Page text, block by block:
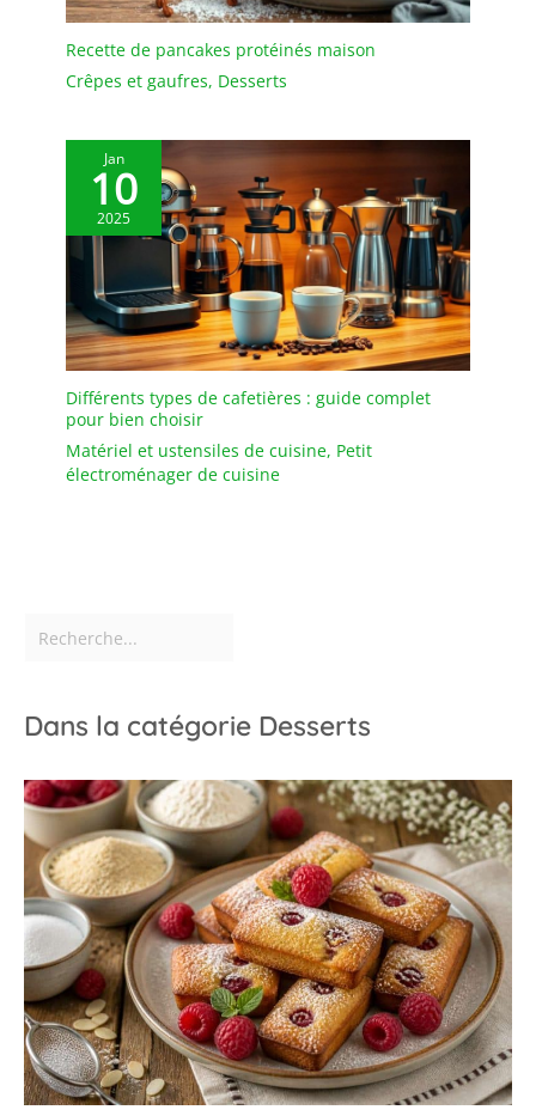
Recette de pancakes protéinés maison
Crêpes et gaufres, Desserts
Jan
10
2025
Différents types de cafetières : guide complet
pour bien choisir
Matériel et ustensiles de cuisine, Petit
électroménager de cuisine
Dans la catégorie Desserts